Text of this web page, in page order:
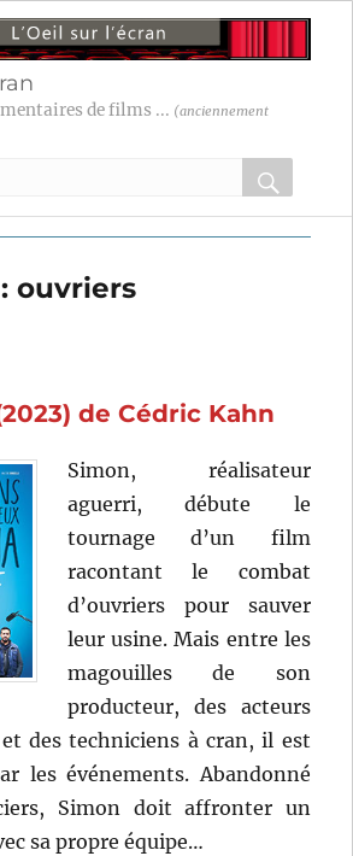
de films ... (anciennement
OK
:ouvriers
de Cédric Kahn
Simon, réalisateur
aguerri, débute le
tournage d’un film
racontant le combat
d’ouvriers pour sauver
leur usine. Mais entre les
magouilles de son
producteur, des acteurs
des techniciens à cran, il est
les événements. Abandonné
Simon doit affronter un
sa propre équipe…